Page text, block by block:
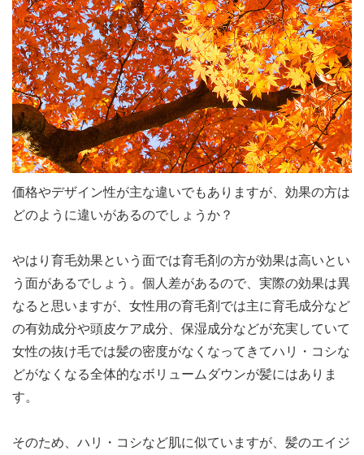
価格やデザイン性が主な違いでもありますが、効果の方は
どのように違いがあるのでしょうか？
やはり育毛効果という面では育毛剤の方が効果は高いとい
う面があるでしょう。個人差があるので、実際の効果は異
なると思いますが、女性用の育毛剤では主に育毛成分など
の有効成分や頭皮ケア成分、保湿成分などが充実していて
女性の抜け毛では髪の密度がなくなってきてハリ・コシな
どがなくなる全体的なボリュームダウンが髪にはありま
す。
そのため、ハリ・コシなど肌に似ていますが、髪のエイジ